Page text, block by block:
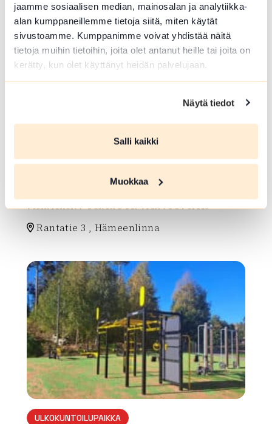
jaamme sosiaalisen median, mainosalan ja analytiikka-
alan kumppaneillemme tietoja siitä, miten käytät
sivustoamme. Kumppanimme voivat yhdistää näitä
tietoja muihin tietoihin, joita olet antanut heille tai joita on
kerätty, kun olet käyttänyt heidän palvelujaan.
Näytä tiedot
Salli kaikki
Muokkaa
Lue lisää luontokohteesta Laurinmäen Lähdepolku
array(0) { }
Käikälän valaistu kuntorata
Rantatie 3 , Hämeenlinna
array(0) { }
ULKOKUNTOILUPAIKKA